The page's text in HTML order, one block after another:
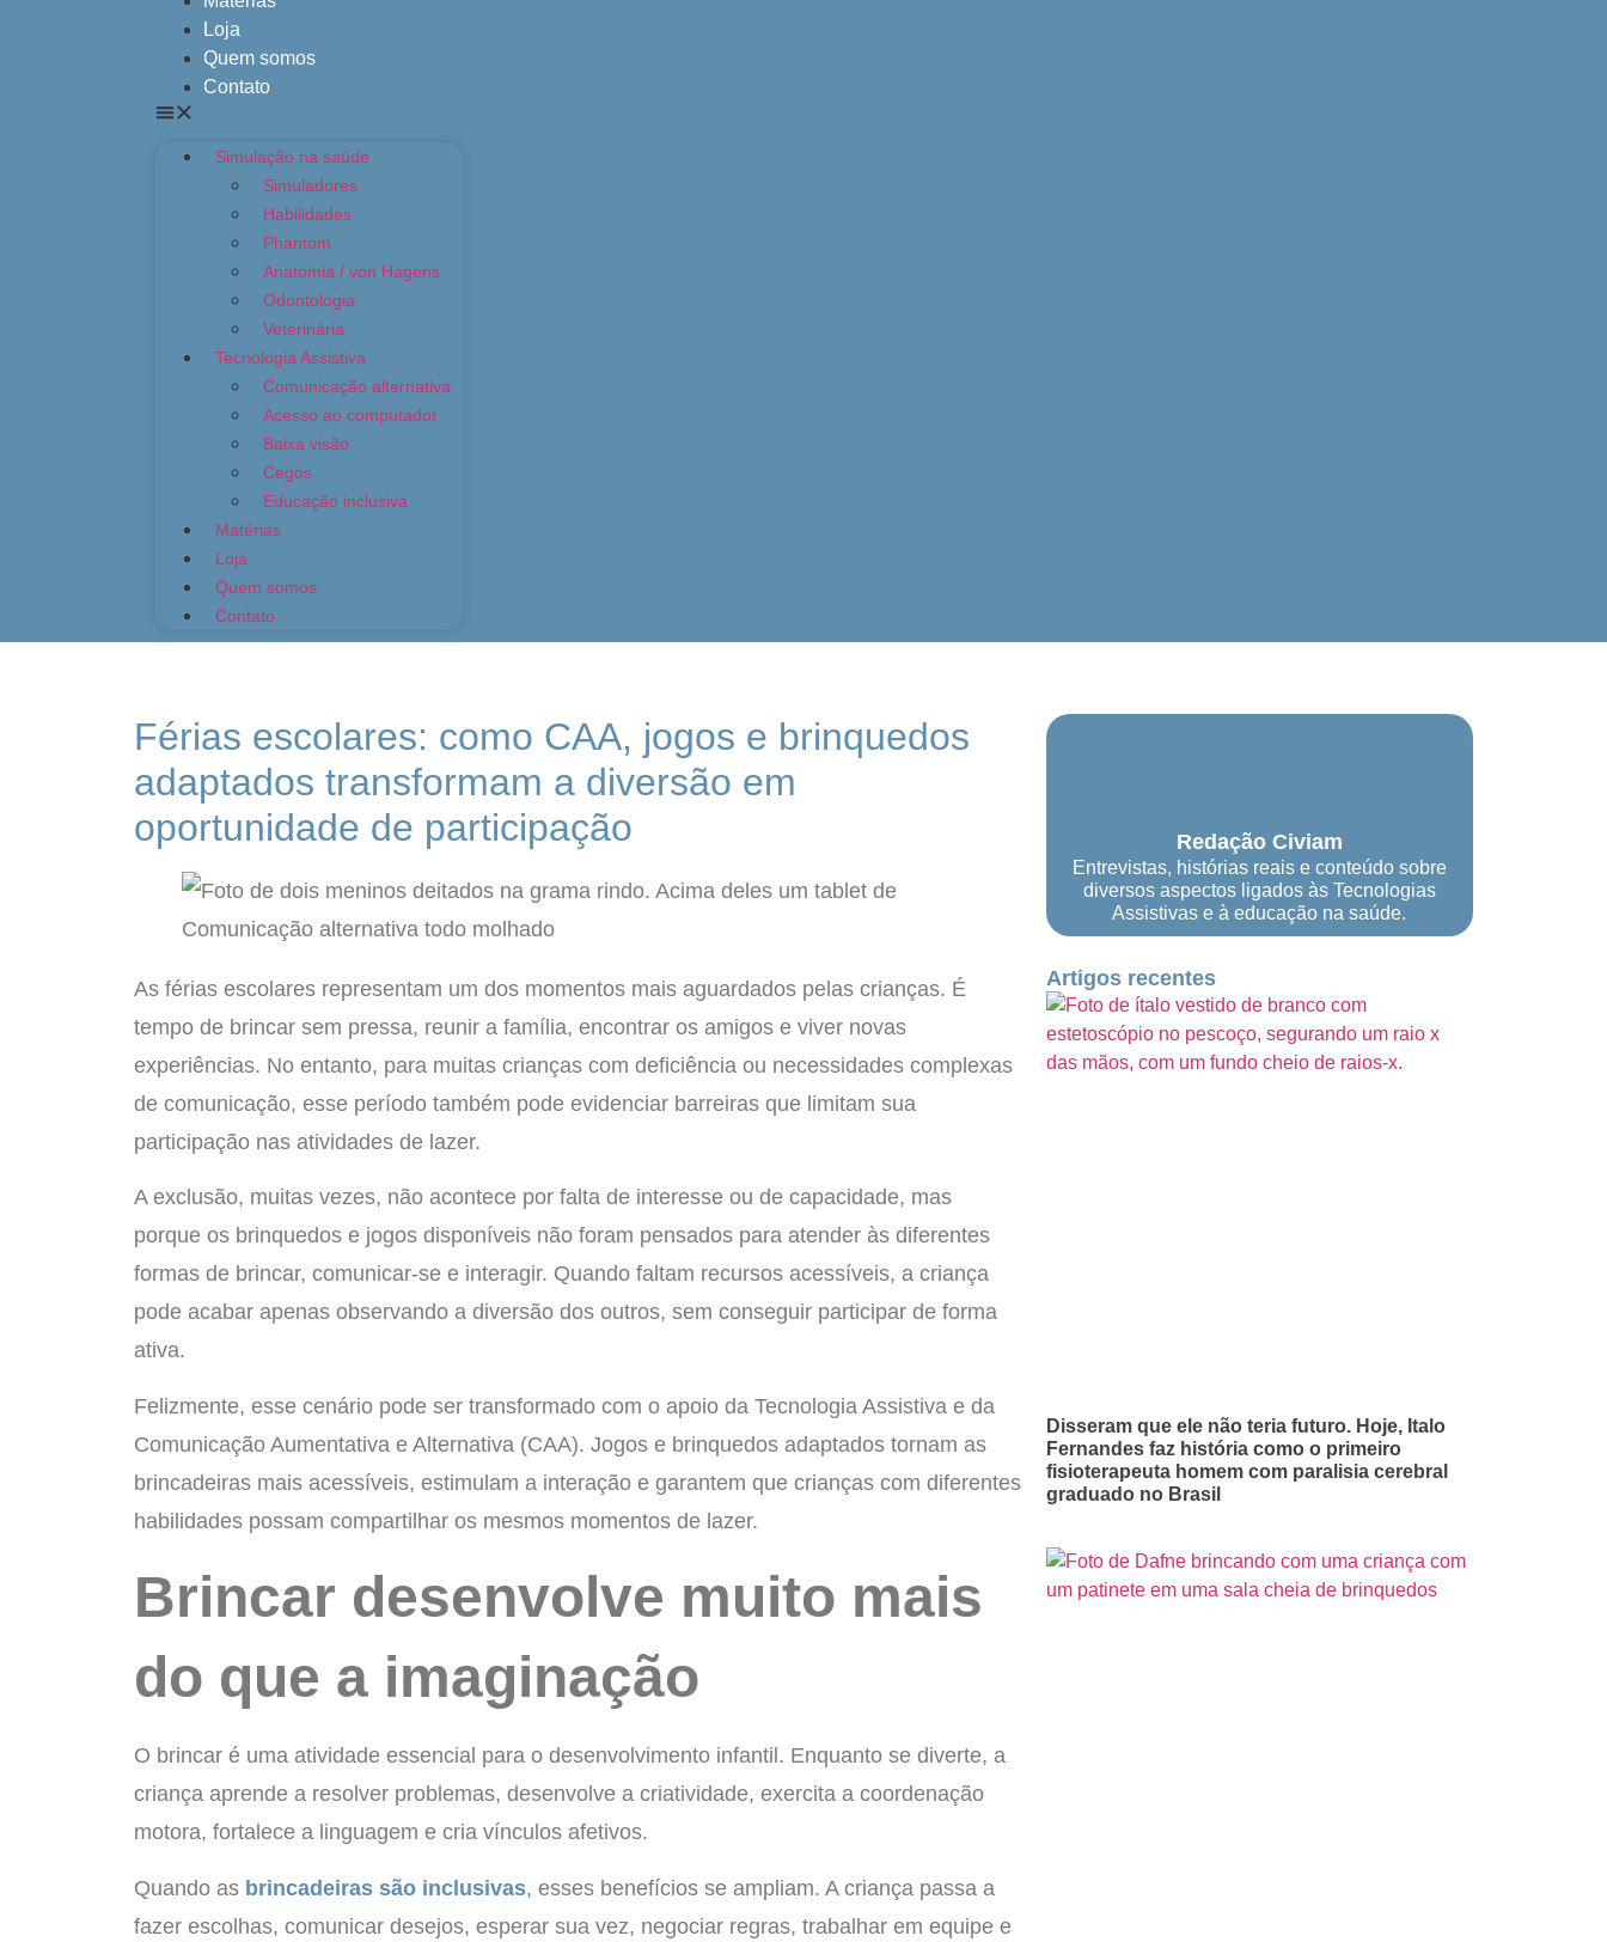
Loja
Quem somos
Contato
Simulação na saúde
Simuladores
Habilidades
Phantom
Anatomia / von Hagens
Odontologia
Veterinária
Tecnologia Assistiva
Comunicação alternativa
Acesso ao computador
Baixa visão
Cegos
Educação inclusiva
Matérias
Loja
Quem somos
Contato
Férias escolares: como CAA, jogos e brinquedos
adaptados transformam a diversão em
oportunidade de participação
As férias escolares representam um dos momentos mais aguardados pelas crianças. É
tempo de brincar sem pressa, reunir a família, encontrar os amigos e viver novas
experiências. No entanto, para muitas crianças com deficiência ou necessidades complexas
de comunicação, esse período também pode evidenciar barreiras que limitam sua
participação nas atividades de lazer.
A exclusão, muitas vezes, não acontece por falta de interesse ou de capacidade, mas
porque os brinquedos e jogos disponíveis não foram pensados para atender às diferentes
formas de brincar, comunicar-se e interagir. Quando faltam recursos acessíveis, a criança
pode acabar apenas observando a diversão dos outros, sem conseguir participar de forma
ativa.
Felizmente, esse cenário pode ser transformado com o apoio da Tecnologia Assistiva e da
Comunicação Aumentativa e Alternativa (CAA). Jogos e brinquedos adaptados tornam as
brincadeiras mais acessíveis, estimulam a interação e garantem que crianças com diferentes
habilidades possam compartilhar os mesmos momentos de lazer.
Brincar desenvolve muito mais
do que a imaginação
O brincar é uma atividade essencial para o desenvolvimento infantil. Enquanto se diverte, a
criança aprende a resolver problemas, desenvolve a criatividade, exercita a coordenação
motora, fortalece a linguagem e cria vínculos afetivos.
Quando as brincadeiras são inclusivas, esses benefícios se ampliam. A criança passa a
fazer escolhas, comunicar desejos, esperar sua vez, negociar regras, trabalhar em equipe e
Redação Civiam
Entrevistas, histórias reais e conteúdo sobre
diversos aspectos ligados às Tecnologias
Assistivas e à educação na saúde.
Artigos recentes
Disseram que ele não teria futuro. Hoje, Italo
Fernandes faz história como o primeiro
fisioterapeuta homem com paralisia cerebral
graduado no Brasil